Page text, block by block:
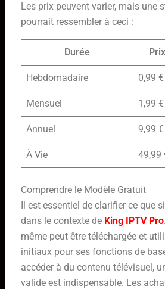
Les prix peuvent varier, mais une
pourrait ressembler à ceci :
Durée
Hebdomadaire 0,99 €
Mensuel 1,99 €
Annuel 9,99 €
À Vie 49,99
Comprendre le Modèle Gratuit
Il est essentiel de clarifier ce que
dans le contexte de King IPTV Pro
même peut être téléchargée et
initiaux pour ses fonctions de
accéder à du contenu télévisuel,
valide est indispensable. Les